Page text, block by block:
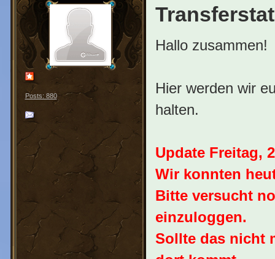
Posts: 880
Hallo zusammen!
Hier werden wir
halten.
Update Freitag,
Wir konnten
Bitte versucht
einzuloggen.
Sollte das nicht